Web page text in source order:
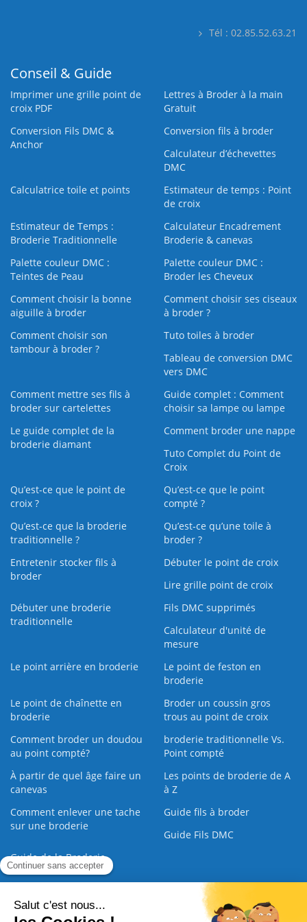
Tél : 02.85.52.63.21
Conseil & Guide
Imprimer une grille point de
croix PDF
Lettres à Broder à la main
Gratuit
Conversion Fils DMC &
Anchor
Conversion fils à broder
Calculateur d’échevettes
DMC
Calculatrice toile et points
Estimateur de temps : Point
de croix
Estimateur de Temps :
Broderie Traditionnelle
Calculateur Encadrement
Broderie & canevas
Palette couleur DMC :
Teintes de Peau
Palette couleur DMC :
Broder les Cheveux
Comment choisir la bonne
aiguille à broder
Comment choisir ses ciseaux
à broder ?
Comment choisir son
tambour à broder ?
Tuto toiles à broder
Tableau de conversion DMC
vers DMC
Comment mettre ses fils à
broder sur cartelettes
Guide complet : Comment
choisir sa lampe ou lampe
Le guide complet de la
broderie diamant
Comment broder une nappe
Tuto Complet du Point de
Croix
Qu’est-ce que le point de
croix ?
Qu’est-ce que le point
compté ?
Qu’est-ce que la broderie
traditionnelle ?
Qu’est‑ce qu’une toile à
broder ?
Entretenir stocker fils à
broder
Débuter le point de croix
Lire grille point de croix
Débuter une broderie
traditionnelle
Fils DMC supprimés
Calculateur d'unité de
mesure
Le point arrière en broderie
Le point de feston en
broderie
Le point de chaînette en
broderie
Broder un coussin gros
trous au point de croix
Comment broder un doudou
au point compté?
broderie traditionnelle Vs.
Point compté
À partir de quel âge faire un
canevas
Les points de broderie de A
à Z
Comment enlever une tache
sur une broderie
Guide fils à broder
Guide Fils DMC
Guide de la Broderie